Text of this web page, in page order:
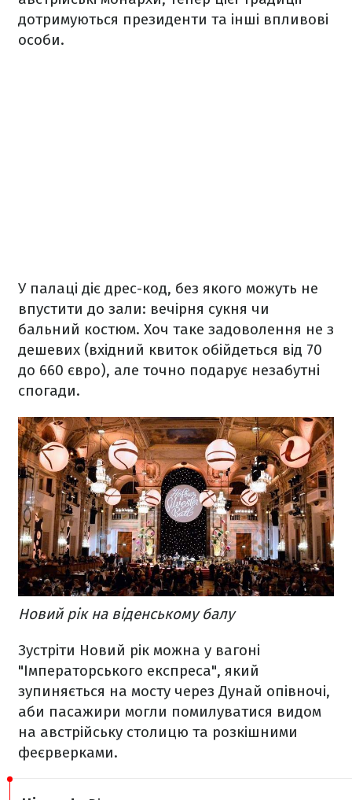
дотримуються президенти та інші впливові
особи.
У палаці діє дрес-код, без якого можуть не
впустити до зали: вечірня сукня чи
бальний костюм. Хоч таке задоволення не з
дешевих (вхідний квиток обійдеться від 70
до 660 євро), але точно подарує незабутні
спогади.
Новий рік на віденському балу
Зустріти Новий рік можна у вагоні
"Імператорського експреса", який
зупиняється на мосту через Дунай опівночі,
аби пасажири могли помилуватися видом
на австрійську столицю та розкішними
феєрверками.